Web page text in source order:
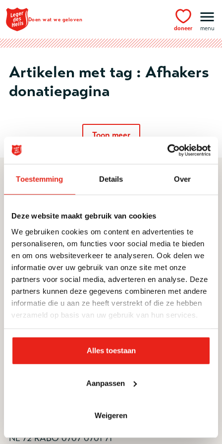
Toestemming Details Over
Deze website maakt gebruik van cookies
We gebruiken cookies om content en advertenties te
personaliseren, om functies voor social media te bieden
en om ons websiteverkeer te analyseren. Ook delen we
informatie over uw gebruik van onze site met onze
partners voor social media, adverteren en analyse. Deze
partners kunnen deze gegevens combineren met andere
informatie die u aan ze heeft verstrekt of die ze hebben
verzameld op basis van uw gebruik van hun services.
Alles toestaan
Aanpassen
Weigeren
Ga naar hoofdinhoud
Doen wat we geloven
doneer menu
Artikelen met tag : Afhakers
donatiepagina
Toon meer
Vacatures
Informatie voor
deelnemers en cliënten
Zorg- en hulpaanbod
Nieuws
Artikelen
Verantwoording
Donateursservice
Nieuwsbrief
Doneren
NL 72 RABO 0707 0701 71